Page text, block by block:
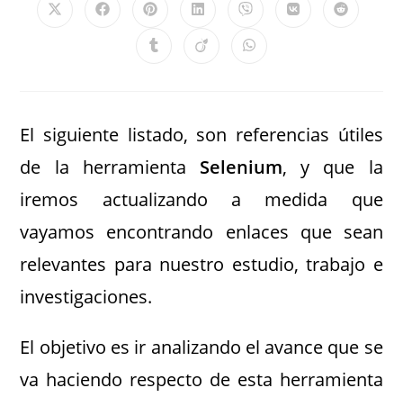
El siguiente listado, son referencias útiles
de la herramienta Selenium, y que la
iremos actualizando a medida que
vayamos encontrando enlaces que sean
relevantes para nuestro estudio, trabajo e
investigaciones.
El objetivo es ir analizando el avance que se
va haciendo respecto de esta herramienta